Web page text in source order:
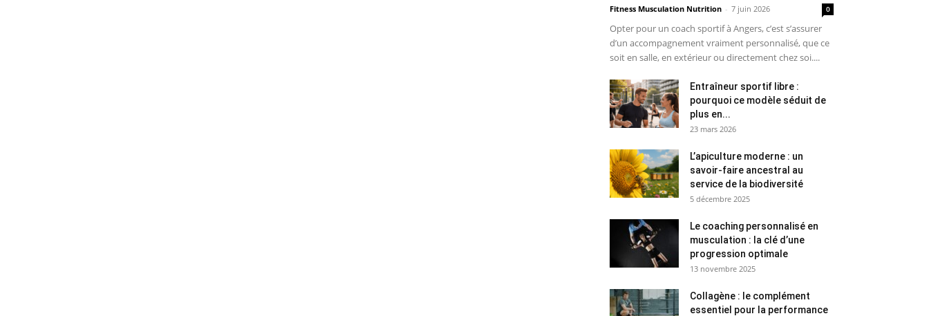
Fitness Musculation Nutrition - 7 juin 2026 0
Opter pour un coach sportif à Angers, c’est s’assurer
d’un accompagnement vraiment personnalisé, que ce
soit en salle, en extérieur ou directement chez soi....
Entraîneur sportif libre :
pourquoi ce modèle séduit de
plus en...
23 mars 2026
L’apiculture moderne : un
savoir-faire ancestral au
service de la biodiversité
5 décembre 2025
Le coaching personnalisé en
musculation : la clé d’une
progression optimale
13 novembre 2025
Collagène : le complément
essentiel pour la performance